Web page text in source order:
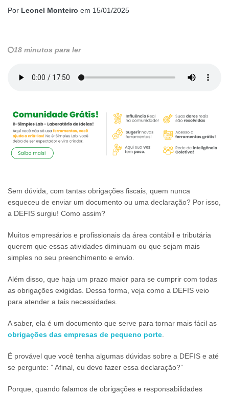
Por Leonel Monteiro em 15/01/2025
18 minutos para ler
Sem dúvida, com tantas obrigações fiscais, quem nunca
esqueceu de enviar um documento ou uma declaração? Por isso,
a DEFIS surgiu! Como assim?
Muitos empresários e profissionais da área contábil e tributária
querem que essas atividades diminuam ou que sejam mais
simples no seu preenchimento e envio.
Além disso, que haja um prazo maior para se cumprir com todas
as obrigações exigidas. Dessa forma, veja como a DEFIS veio
para atender a tais necessidades.
A saber, ela é um documento que serve para tornar mais fácil as
obrigações das empresas de pequeno porte
É provável que você tenha algumas dúvidas sobre a DEFIS e até
se pergunte: ” Afinal, eu devo fazer essa declaração?”
Porque, quando falamos de obrigações e responsabilidades